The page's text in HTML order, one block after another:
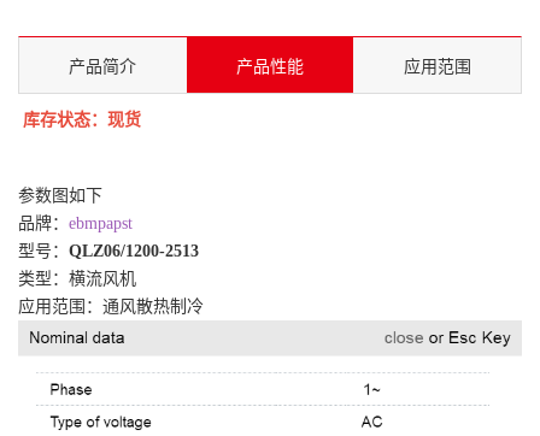
产品简介 产品性能 应用范围
库存状态：现货
参数图如下
品牌： ebmpapst
型号： QLZ06/1200-2513
类型：横流风机
应用范围：通风散热制冷